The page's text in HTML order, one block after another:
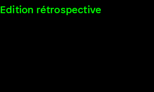
Edition rétrospective